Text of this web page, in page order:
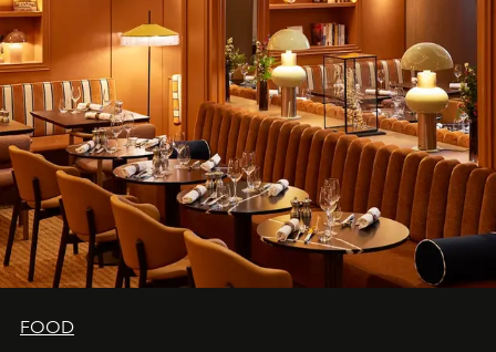
FOOD